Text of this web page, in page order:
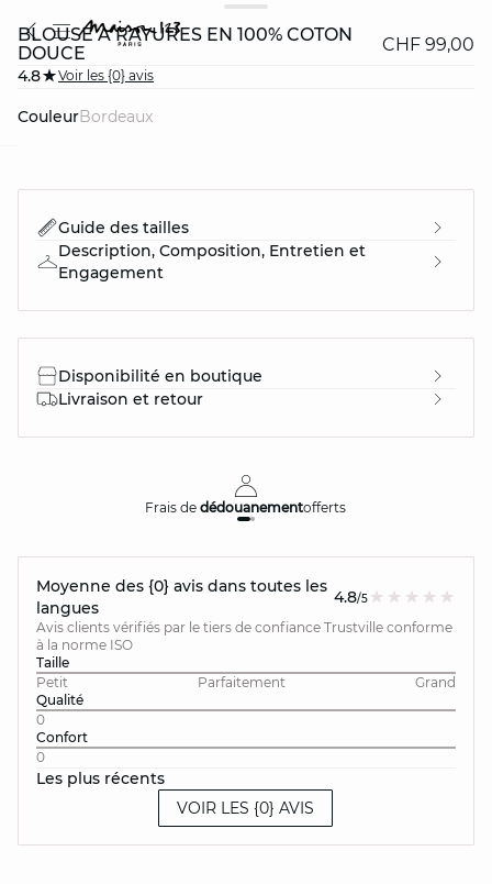
BLOUSE À RAYURES EN 100% COTON
DOUCE
CHF 99,00
4.8 Voir les {0} avis
Couleur bordeaux
Guide des tailles
Description, Composition, Entretien et
Engagement
Disponibilité en boutique
Livraison et retour
Frais dedédouanementofferts
Moyenne des {0} avis dans toutes les
langues
4.8/5
Avis clients vérifiés par le tiers de confiance Trustville conforme
à la norme ISO
Taille
Petit
Parfaitement
Grand
Qualité
0
Confort
0
Les plus récents
VOIR LES {0} AVIS